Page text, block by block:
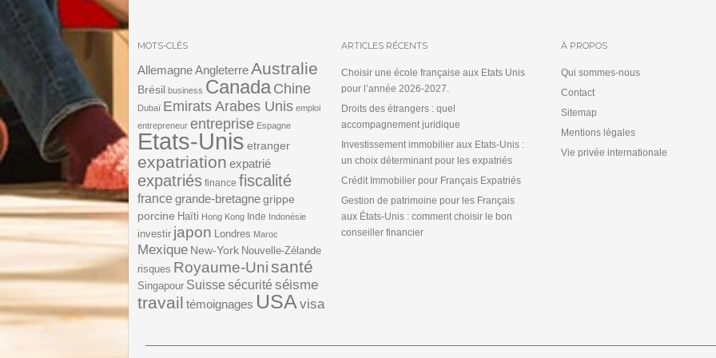
MOTS-CLÉS
AllemagneAngleterreAustralie
Brésil business CanadaChine
Dubaï Emirats Arabes Unis emploi
entrepreneur entreprise Espagne
Etats-Unis etranger
expatriation expatrié
expatriés finance fiscalité
france grande-bretagnegrippe
porcine Haïti Hong Kong Inde Indonésie
investir japon Londres Maroc
Mexique New-York Nouvelle-Zélande
risques Royaume-Unisanté
Singapour Suisse sécurité séisme
travail témoignages USA visa
ARTICLES RÉCENTS
Choisir une école française aux Etats Unis
pour l’année 2026-2027.
Droits des étrangers : quel
accompagnement juridique
Investissement immobilier aux Etats-Unis :
un choix déterminant pour les expatriés
Crédit Immobilier pour Français Expatriés
Gestion de patrimoine pour les Français
aux États-Unis : comment choisir le bon
conseiller financier
À PROPOS
Qui sommes-nous
Contact
Sitemap
Mentions légales
Vie privée internationale